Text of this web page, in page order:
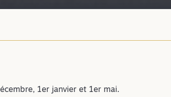
1er janvier et 1er mai.